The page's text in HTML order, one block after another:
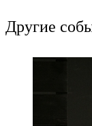
Другие